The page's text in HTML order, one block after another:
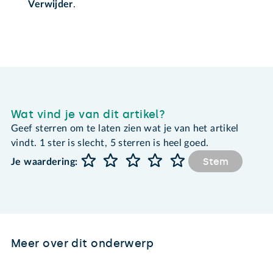
Verwijder.
Wat vind je van dit artikel?
Geef sterren om te laten zien wat je van het artikel
vindt. 1 ster is slecht, 5 sterren is heel goed.
Je waardering:
Stem
Meer over dit onderwerp